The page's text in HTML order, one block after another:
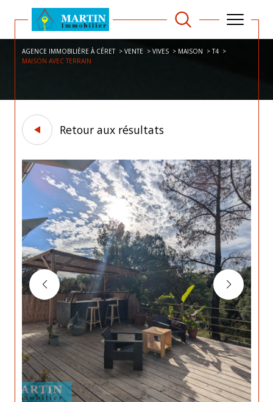
AGENCE IMMOBILIÈRE À CÉRET VENTE VIVES MAISON
T4
MAISON AVEC TERRAIN
Retour aux résultats